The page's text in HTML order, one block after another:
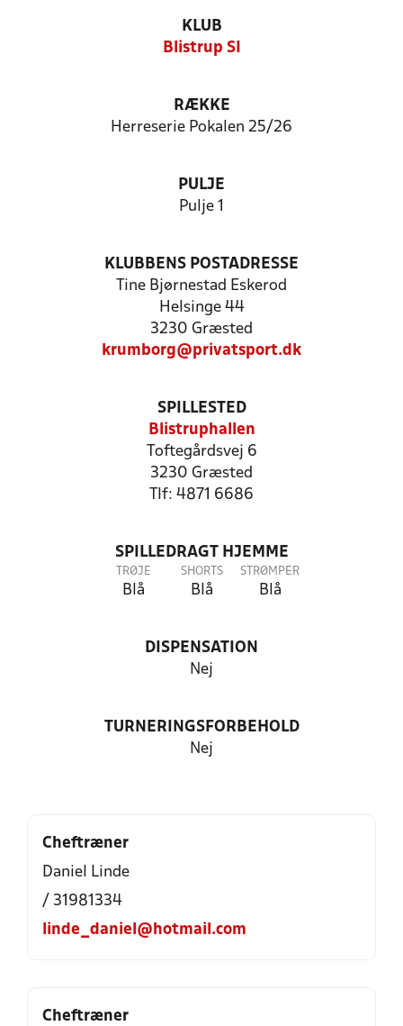
KLUB
Blistrup SI
RÆKKE
Herreserie Pokalen 25/26
PULJE
Pulje 1
KLUBBENS POSTADRESSE
Tine Bjørnestad Eskerod
Helsinge 44
3230 Græsted
krumborg@privatsport.dk
SPILLESTED
Blistruphallen
Toftegårdsvej 6
3230 Græsted
Tlf: 4871 6686
SPILLEDRAGT HJEMME
TRØJE
Blå
SHORTS
Blå
STRØMPER
Blå
DISPENSATION
Nej
TURNERINGSFORBEHOLD
Nej
Cheftræner
Daniel Linde
/ 31981334
linde_daniel@hotmail.com
Cheftræner